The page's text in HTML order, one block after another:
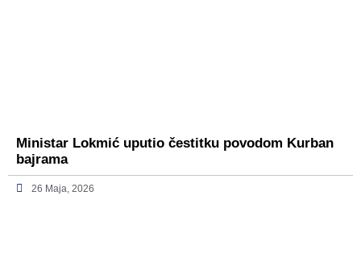
Ministar Lokmić uputio čestitku povodom Kurban
bajrama
26 Maja, 2026